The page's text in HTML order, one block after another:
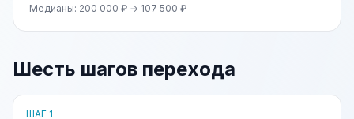
Медианы: 200 000 ₽ → 107 500 ₽
Шесть шагов перехода
ШАГ 1